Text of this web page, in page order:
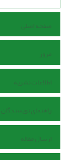
صفحه اصلی
مرور
اطلاعات نشریه
راهنمای نویسندگان
ارسال مقاله